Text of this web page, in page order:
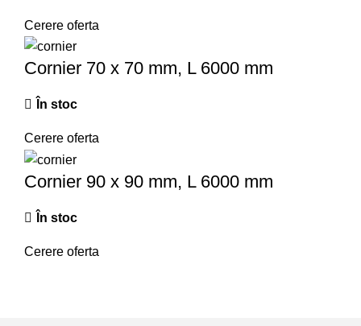
Cerere oferta
Cornier 70 x 70 mm, L 6000 mm
În stoc
Cerere oferta
Cornier 90 x 90 mm, L 6000 mm
În stoc
Cerere oferta